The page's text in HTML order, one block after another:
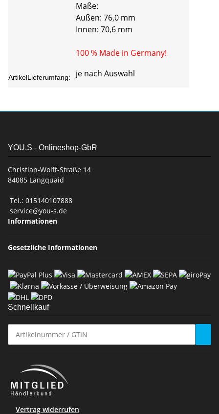
Maße:
Außen: 76,0 mm
Innen: 70,6 mm
100 % Made in Germany!
ArtikelLieferumfang: je nach Auswahl
YOU.S - Onlineshop-GbR
Christian-Wolff-Straße 14
84085 Langquaid
Tel.: 015140107888
service@you-s.de
Informationen
Gesetzliche Informationen
Schnellkauf
Vertrag widerrufen